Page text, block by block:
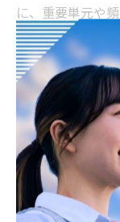
に、重要単元や
ルを作成します。
塾では、残り日
設定し、無理の
ートします。ま
活用し、実践力
さらに、塾の講
て計画の見直し